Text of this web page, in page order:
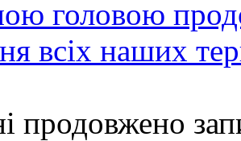
головою
всіх наших
продовжено